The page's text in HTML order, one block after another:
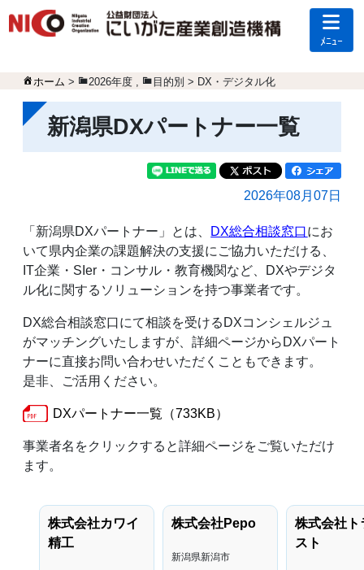
ﾒﾆｭｰ
ホーム > 2026年度 , 目的別 > DX・デジタル化
新潟県DXパートナー一覧
2026年08月07日
「新潟県DXパートナー」とは、 DX総合相談窓口にお
いて県内企業の課題解決の支援にご協力いただける、
IT企業・SIer・コンサル・教育機関など、DXやデジタ
ル化に関するソリューションを持つ事業者です。
DX総合相談窓口にて相談を受けるDXコンシェルジュ
がマッチングいたしますが、詳細ページからDXパート
ナーに直接お問い合わせいただくこともできます。
是非、ご活用ください。
DXパートナー一覧（733KB）
事業者名をクリックすると詳細ページをご覧いただけ
ます。
株式会社カワイ
精工
株式会社Pepo
新潟県新潟市
株式会社ト
スト